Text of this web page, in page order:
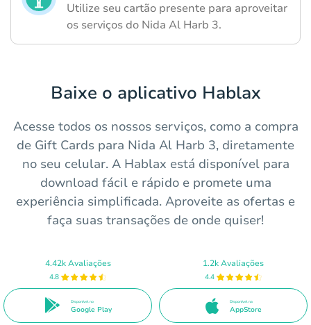
Utilize seu cartão presente para aproveitar
os serviços do Nida Al Harb 3.
Baixe o aplicativo Hablax
Acesse todos os nossos serviços, como a compra
de Gift Cards para Nida Al Harb 3, diretamente
no seu celular. A Hablax está disponível para
download fácil e rápido e promete uma
experiência simplificada. Aproveite as ofertas e
faça suas transações de onde quiser!
4.42k Avaliações
4.8
Disponível no
Google Play
1.2k Avaliações
4.4
Disponível na
AppStore